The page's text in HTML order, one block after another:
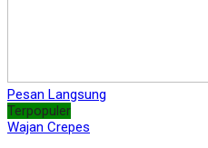
Pesan Langsung
Terpopuler
Wajan Crepes